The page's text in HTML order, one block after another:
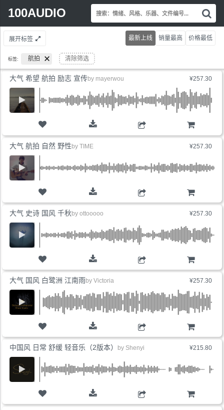
100AUDIO
Search
索
情
绪
乐
文
展开标签
标签: 航拍 清除筛选
最新上线 销量最高 价格最低
¥257.30
大气 希望 航拍 励志 宣传by mayerwou
¥257.30
购物车
大气 航拍 自然 野性 by TIME
¥257.30
购物车
大气 史诗 国风 千秋 by ottooooo
¥257.30
购物车
大气 国风 白鹭洲 江南雨by Victoria
¥215.80
购物车
中国风 日常 舒缓 轻音乐（2版本） by Shenyi